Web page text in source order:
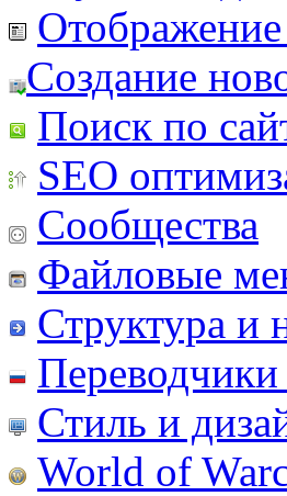
Создание
Поиск по
SEO
Сообщества
Файловые
Структура и
Переводчики
Стиль и
World of